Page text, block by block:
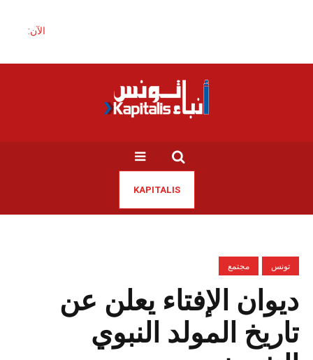
الآن:
KAPITALIS
تونس مجتمع
ديوان الإفتاء يعلن عن
تاريخ المولد النبوي